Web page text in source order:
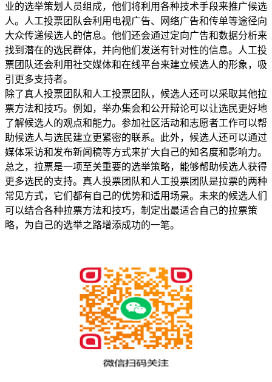
业的选举策划人员组成，他们将利用各种技术手段来推广候选
人。人工投票团队会利用电视广告、网络广告和传单等途径向
大众传递候选人的信息。他们还会通过定向广告和数据分析来
找到潜在的选民群体，并向他们发送有针对性的信息。人工投
票团队还会利用社交媒体和在线平台来建立候选人的形象，吸
引更多支持者。
除了真人投票团队和人工投票团队，候选人还可以采取其他拉
票方法和技巧。例如，举办集会和公开辩论可以让选民更好地
了解候选人的观点和能力。参加社区活动和志愿者工作可以帮
助候选人与选民建立更紧密的联系。此外，候选人还可以通过
媒体采访和发布新闻稿等方式来扩大自己的知名度和影响力。
总之，拉票是一项至关重要的选举策略，能够帮助候选人获得
更多选民的支持。真人投票团队和人工投票团队是拉票的两种
常见方式，它们都有自己的优势和适用场景。未来的候选人们
可以结合各种拉票方法和技巧，制定出最适合自己的拉票策
略，为自己的选举之路增添成功的一笔。